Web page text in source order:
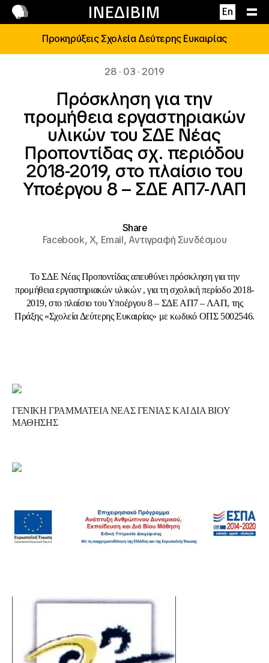
ΙΝΕΔΙΒΙΜ En
Επικοινωνία
Προκηρύξεις Σχολεία Δεύτερης Ευκαιρίας
28 · 03 · 2019
Πρόσκληση για την
προμήθεια εργαστηριακών
υλικών του ΣΔΕ Νέας
Προποντίδας σχ. περιόδου
2018-2019, στο πλαίσιο του
Υποέργου 8 – ΣΔΕ ΑΠ7-ΛΑΠ
Share
Facebook,X, Email,Αντιγραφή Συνδέσμου
Το ΣΔΕ Νέας Προποντίδας απευθύνει πρόσκληση για την
προμήθεια εργαστηριακών υλικών , για τη σχολική περίοδο 2018-
2019, στο πλαίσιο του Υποέργου 8 – ΣΔΕ ΑΠ7 – ΛΑΠ, της
Πράξης «Σχολεία Δεύτερης Ευκαιρίας» με κωδικό ΟΠΣ 5002546.
ΓΕΝΙΚΗ ΓΡΑΜΜΑΤΕΙΑ ΝΕΑΣ ΓΕΝΙΑΣ ΚΑΙ ΔΙΑ ΒΙΟΥ
ΜΑΘΗΣΗΣ